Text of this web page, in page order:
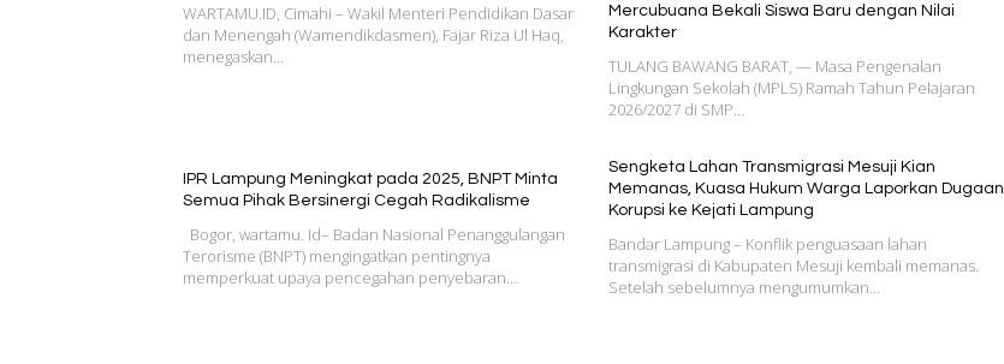
WARTAMU.ID, Cimahi – Wakil Menteri Pendidikan Dasar
dan Menengah (Wamendikdasmen), Fajar Riza Ul Haq,
menegaskan…
Mercubuana Bekali Siswa Baru dengan Nilai
Karakter
TULANG BAWANG BARAT, — Masa Pengenalan
Lingkungan Sekolah (MPLS) Ramah Tahun Pelajaran
2026/2027 di SMP…
IPR Lampung Meningkat pada 2025, BNPT Minta
Semua Pihak Bersinergi Cegah Radikalisme
Bogor, wartamu. Id– Badan Nasional Penanggulangan
Terorisme (BNPT) mengingatkan pentingnya
memperkuat upaya pencegahan penyebaran…
Sengketa Lahan Transmigrasi Mesuji Kian
Memanas, Kuasa Hukum Warga Laporkan Dugaan
Korupsi ke Kejati Lampung
Bandar Lampung – Konflik penguasaan lahan
transmigrasi di Kabupaten Mesuji kembali memanas.
Setelah sebelumnya mengumumkan…